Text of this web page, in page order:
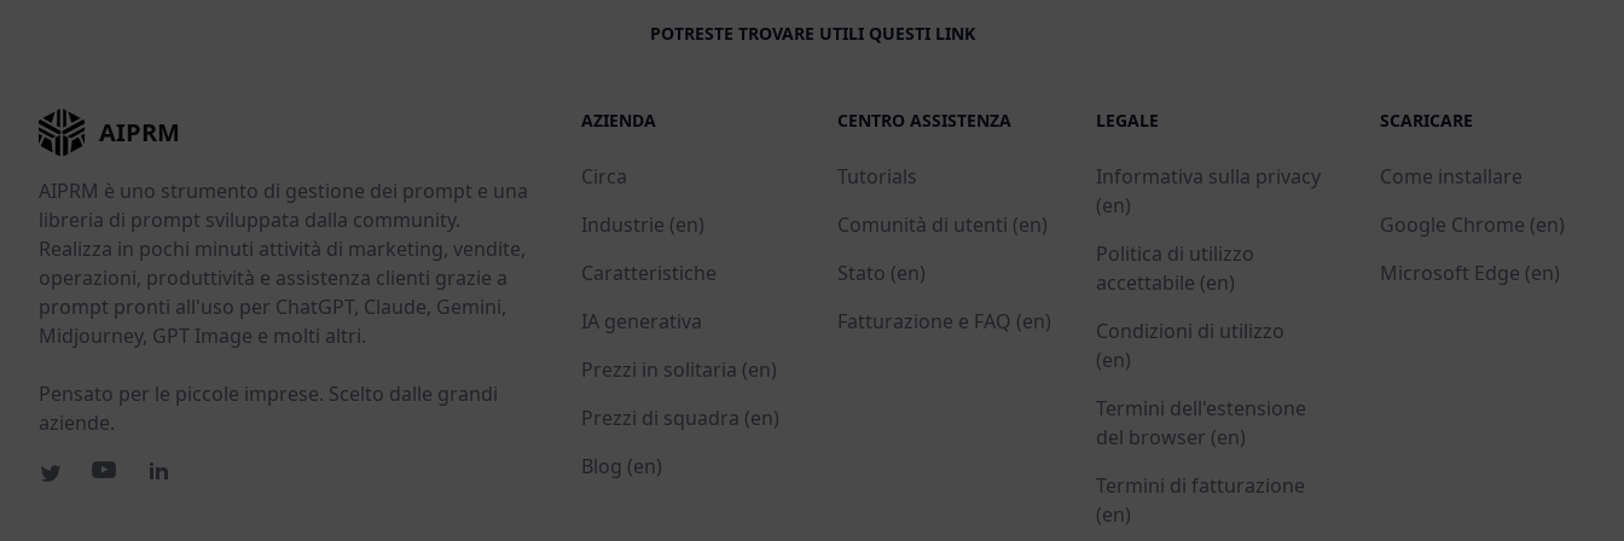
POTRESTE TROVARE UTILI QUESTI LINK
AIPRM
AIPRM è uno strumento di gestione dei prompt e una
libreria di prompt sviluppata dalla community.
Realizza in pochi minuti attività di marketing, vendite,
operazioni, produttività e assistenza clienti grazie a
prompt pronti all'uso per ChatGPT, Claude, Gemini,
Midjourney, GPT Image e molti altri.
Pensato per le piccole imprese. Scelto dalle grandi
aziende.
AZIENDA
Circa
Industrie (en)
Caratteristiche
IA generativa
Prezzi in solitaria (en)
Prezzi di squadra (en)
Blog (en)
CENTRO ASSISTENZA
Tutorials
Comunità di utenti (en)
Stato (en)
Fatturazione e FAQ (en)
LEGALE
Informativa sulla privacy
(en)
Politica di utilizzo
accettabile (en)
Condizioni di utilizzo
(en)
Termini dell'estensione
del browser (en)
Termini di fatturazione
(en)
SCARICARE
Come installare
Google Chrome (en)
Microsoft Edge (en)